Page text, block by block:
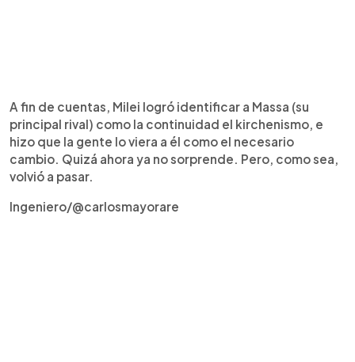
A fin de cuentas, Milei logró identificar a Massa (su
principal rival) como la continuidad el kirchenismo, e
hizo que la gente lo viera a él como el necesario
cambio. Quizá ahora ya no sorprende. Pero, como sea,
volvió a pasar.
Ingeniero/@carlosmayorare